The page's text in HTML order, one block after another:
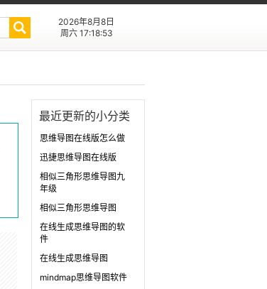
2026年8月8日
周六 17:18:53
最近更新的小分类
思维导图在线版怎么做
迅捷思维导图在线版
相似三角形思维导图九
年级
相似三角形思维导图
在线生成思维导图的软
件
在线生成思维导图
mindmap思维导图软件